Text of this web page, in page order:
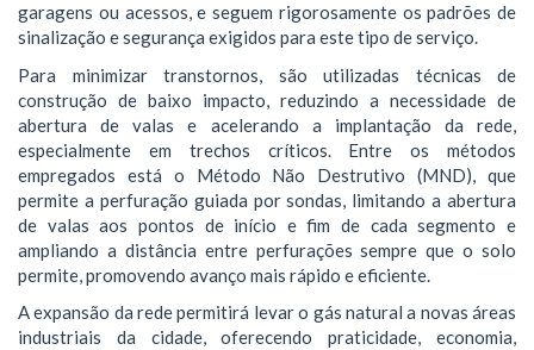
garagens ou acessos, e seguem rigorosamente os padrões de
sinalização e segurança exigidos para este tipo de serviço.
Para minimizar transtornos, são utilizadas técnicas de
construção de baixo impacto, reduzindo a necessidade de
abertura de valas e acelerando a implantação da rede,
especialmente em trechos críticos. Entre os métodos
empregados está o Método Não Destrutivo (MND), que
permite a perfuração guiada por sondas, limitando a abertura
de valas aos pontos de início e fim de cada segmento e
ampliando a distância entre perfurações sempre que o solo
permite, promovendo avanço mais rápido e eficiente.
A expansão da rede permitirá levar o gás natural a novas áreas
industriais da cidade, oferecendo praticidade, economia,